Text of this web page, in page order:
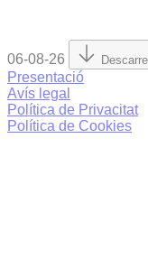
06-08-26
Presentació
Avís legal
Política de Privacitat
Política de Cookies